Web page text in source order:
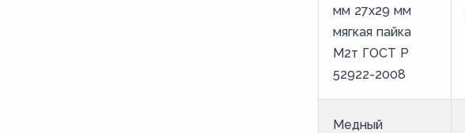
мм 27х29 мм
мягкая пайка
М2т ГОСТ Р
52922-2008
Медный